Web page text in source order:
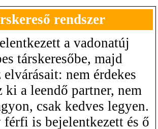
rendszer
a vadonatúj
társkeresőbe, majd
elvárásait: nem érdekes
ki a leendő partner, nem
csak kedves legyen.
férfi is bejelentkezett és ő